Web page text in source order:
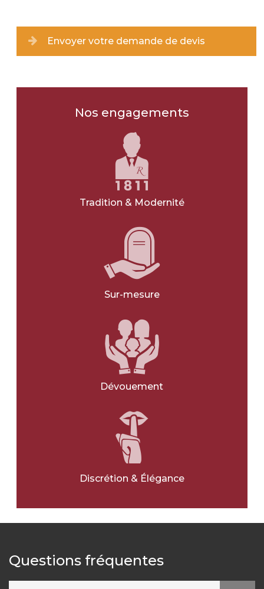
Type de lieu
JE NE SAIS PAS
Envoyer votre demande de devis
Nos engagements
Tradition & Modernité
Sur-mesure
Dévouement
Discrétion & Élégance
Questions fréquentes